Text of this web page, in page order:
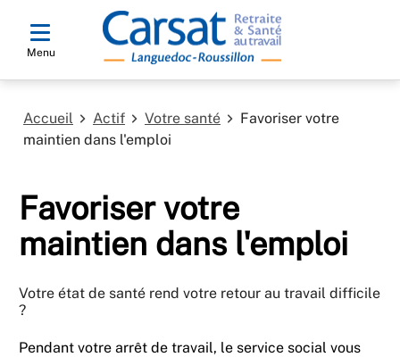
Menu
Accueil Actif Votre santé
Favoriser votre
maintien dans l'emploi
Favoriser votre
maintien dans l'emploi
Votre état de santé rend votre retour au travail difficile
?
Pendant votre arrêt de travail, le service social vous